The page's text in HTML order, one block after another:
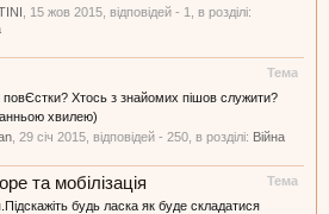
15 жов 2015 , відповідей - 1, в розділі:
Тема
Хтось з знайомих пішов служити?
хвилею)
29 січ 2015 , відповідей - 250, в розділі: Війна
Тема
та мобілізація
будь ласка як буде складатися